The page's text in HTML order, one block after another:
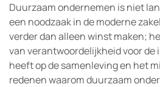
Duurzaam ondernemen is niet
een noodzaak in de moderne
verder dan alleen winst maken;
van verantwoordelijkheid voor de
heeft op de samenleving en het
redenen waarom duurzaam